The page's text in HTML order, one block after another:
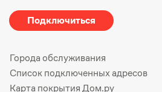
Подключиться
Города обслуживания
Список подключенных адресов
Карта покрытия Дом.ру